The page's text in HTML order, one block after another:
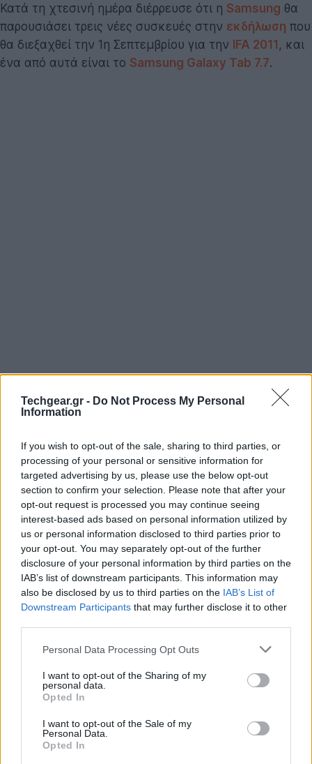
Techgear.gr - Do Not Process My Personal
Information
If you wish to opt-out of the sale, sharing to third parties, or
processing of your personal or sensitive information for
targeted advertising by us, please use the below opt-out
section to confirm your selection. Please note that after your
opt-out request is processed you may continue seeing
interest-based ads based on personal information utilized by
us or personal information disclosed to third parties prior to
your opt-out. You may separately opt-out of the further
disclosure of your personal information by third parties on the
IAB’s list of downstream participants. This information may
also be disclosed by us to third parties on the IAB’s List of
Downstream Participants that may further disclose it to other
Please note that this website/app uses one or more Google
not limited to your visit or usage behaviour. You may click to
grant or deny consent to Google and its third-party tags to
use your data for below specified purposes in below Google
consent section.
Personal Data Processing Opt Outs
I want to opt-out of the Sharing of my
personal data.
Opted In
I want to opt-out of the Sale of my
Personal Data.
Opted In
Κατά τη χτεσινή ημέρα διέρρευσε ότι η Samsung θα
παρουσιάσει τρεις νέες συσκευές στην εκδήλωση που
θα διεξαχθεί την 1η Σεπτεμβρίου για την IFA 2011 , και
ένα από αυτά είναι το Samsung Galaxy Tab 7.7.
Η ιστοσελίδα Droid-life κατάφερε να πάρει στα χέρια
της τη συσκευή και μας παρουσιάζει τις πρώτες
φωτογραφίες και μερικά τεχνικά χαρακτηριστικά από
το νέο tablet της εταιρίας, που είναι ταυτόχρονα το
πραγματοποίησης τηλεφωνικών κλήσεων!
Το Samsung Galaxy Tab 7.7 διαθέτει οθόνη 7.7'' (μάλλον
Super AMOLED Plus), επεξεργαστή dual-core 1.2GHz-
1.5GHz, μνήμη RAM 1GB, κάμερα 3MP, εμπρόσθια